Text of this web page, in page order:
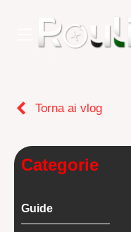
Torna ai vlog
Categorie
Guide